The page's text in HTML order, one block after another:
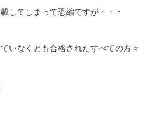
してしまって恐縮ですが・・・
いなくとも合格されたすべての方々